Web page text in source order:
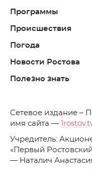
Программы
Происшествия
Погода
Новости Ростова
Полезно знать
Cетевое издание –
имя сайта —
Учредитель:
«Первый
— Наталич